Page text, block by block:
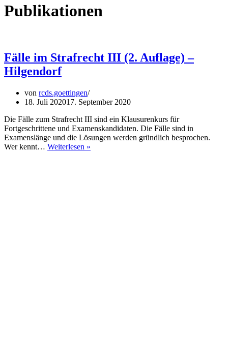
Publikationen
Fälle im Strafrecht III (2. Auflage) –
Hilgendorf
von rcds.goettingen
18. Juli 202017. September 2020
Die Fälle zum Strafrecht III sind ein Klausurenkurs für
Fortgeschrittene und Examenskandidaten. Die Fälle sind in
Examenslänge und die Lösungen werden gründlich besprochen.
Wer kennt… Weiterlesen »